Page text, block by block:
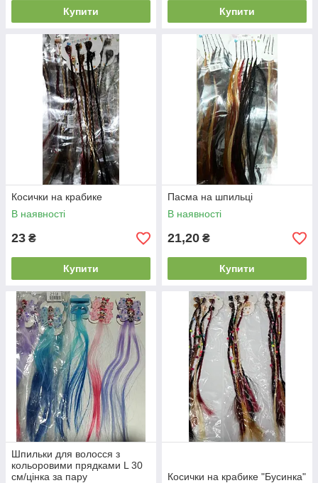
Купити Купити
Косички на крабике
В наявності
23 ₴
Купити
Пасма на шпильці
В наявності
21,20 ₴
Купити
Шпильки для волосся з
кольоровими прядками L 30
см/цінка за пару
Косички на крабике "Бусинка"